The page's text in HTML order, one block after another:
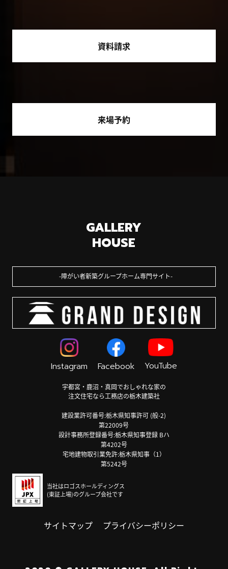
資料請求
来場予約
GALLERY
HOUSE
障がい者新築グループホーム専門サイト
Instagram Facebook YouTube
宇都宮・鹿沼・真岡でおしゃれな家の
注文住宅なら工務店の栃木建築社
建設業許可番号:栃木県知事許可 (般-2)
第22009号
設計事務所登録番号:栃木県知事登録 Bハ
第4202号
宅地建物取引業免許:栃木県知事（1）
第5242号
当社はロゴスホールディングス
(東証上場)のグループ会社です
サイトマップ プライバシーポリシー